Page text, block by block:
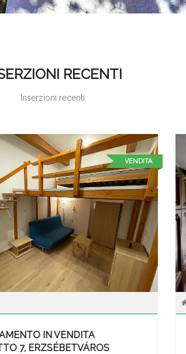
RECENTI
Inserzioni recenti
VENDITA
IN VENDITA
7, ERZSÉBETVÁROS